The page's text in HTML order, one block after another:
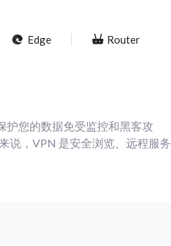
Edge Router
护您的数据免受监控和黑客攻
说，VPN 是安全浏览、远程服务